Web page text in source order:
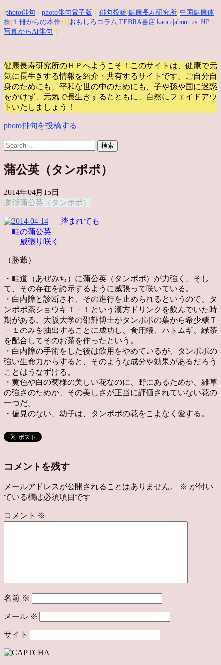
photo俳句 photo俳句電子版 俳句投稿 健康長寿研究所 中国健康体
操 １冊からの本作 り| おもしろコラム TEBRA書店 kaoru |about us HP
写真からAI俳句
健康長寿研究所のＨＰへようこそ！このサイトは、健康で元
気に長生きする情報を紹介・共有するサイトです。
ご自分自
身のためにも、平和な世の中のためにも、子や孫や国に迷惑
をかけず、元気で長生きするとともに、自然にフェイドアウ
トいたしましょう！
photo俳句を投稿する
蒲公英（タンポポ）
2014年04月15日
勝爺蒲公英（タンポポ）
踏まれても
畦の蒲公英
威張り咲く
（勝爺）
・畦道（あぜみち）に蒲公英（タンポポ）が力強く、そし
て、その存在を誇示するように威張って咲いている。
・白内障と診断され、その進行を止められるというので、タ
ンポポ茶ショウキＴ－１という漢方ドリンクを飲んでいた時
期がある。大阪大学の邵輝博士がタンポポの葉から希少糖Ｔ
－１のみを抽出することに成功し、食用蟻、ハトムギ、緑茶
を配合してそのお茶を作ったという。
・白内障の手術をした後は飲用をやめているが、タンポポの
強い生命力からすると、そのような成分や効果があるだろう
ことはうなずける。
・黄色や白の菊様の美しい花なのに、野にあるためか、雑草
の強さのためか、その美しさが正当に評価されていない花の
一つだ。
・偏見のない、幼子は、タンポポの花をこよなく愛する。
コメントを残す
メールアドレスが公開されることはありません。 ※ が付い
ている欄は必須項目です
コメント ※
名前 ※
メール ※
サイト